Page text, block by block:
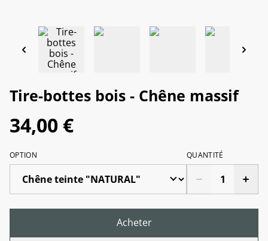
Tire-bottes bois - Chêne massif
34,00 €
OPTION QUANTITÉ
Acheter